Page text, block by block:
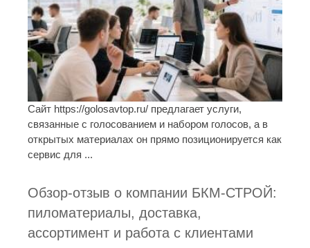
Сайт https://golosavtop.ru/ предлагает услуги,
связанные с голосованием и набором голосов, а в
открытых материалах он прямо позиционируется как
сервис для ...
Обзор-отзыв о компании БКМ-СТРОЙ:
пиломатериалы, доставка,
ассортимент и работа с клиентами